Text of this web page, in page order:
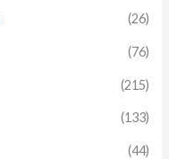
(26)
(76)
(215)
(133)
(44)